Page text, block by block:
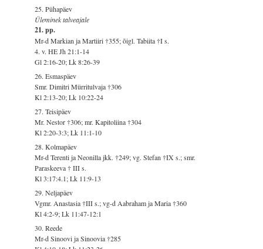
25. Pühapäev
Üleminek talveajale
21. pp.
Mr-d Markian ja Martiiri †355; õigl. Tabiita †I s.
4. v. HE Jh 21:1-14
Gl 2:16-20; Lk 8:26-39
26. Esmaspäev
Smr. Dimitri Mürritulvaja †306
Kl 2:13-20; Lk 10:22-24
27. Teisipäev
Mr. Nestor †306; mr. Kapitoliina †304
Kl 2:20-3:3; Lk 11:1-10
28. Kolmapäev
Mr-d Terenti ja Neonilla jkk. †249; vg. Stefan †IX s.; smr.
Paraskeeva † III s.
Kl 3:17:4.1; Lk 11:9-13
29. Neljapäev
Vgmr. Anastasia †III s.; vg-d Aabraham ja Maria †360
Kl 4:2-9; Lk 11:47-12:1
30. Reede
Mr-d Sinoovi ja Sinoovia †285